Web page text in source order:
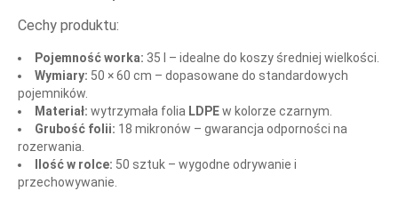
Cechy produktu:
Pojemność worka: 35 l – idealne do koszy średniej wielkości.
Wymiary: 50 × 60 cm – dopasowane do standardowych
pojemników.
Materiał: wytrzymała folia LDPEw kolorze czarnym.
Grubość folii: 18 mikronów – gwarancja odporności na
rozerwania.
Ilość w rolce: 50 sztuk – wygodne odrywanie i
przechowywanie.